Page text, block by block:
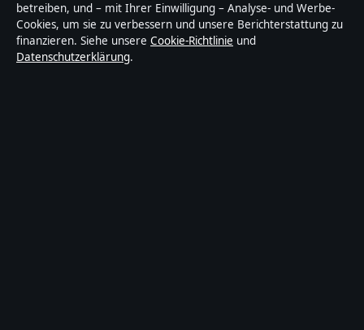
Politikstudio ist ein unabhängiger digitaler
Nachrichtenanbieter mit Fokus auf Politik, Wirtschaft,
Technik und Gesellschaft in Deutschland. Jeder Artikel
betreiben, und – mit Ihrer Einwilligung – Analyse- und Werbe-
Cookies, um sie zu verbessern und unsere Berichterstattung zu
finanzieren. Siehe unsere Cookie-Richtlinie und
Datenschutzerklärung.